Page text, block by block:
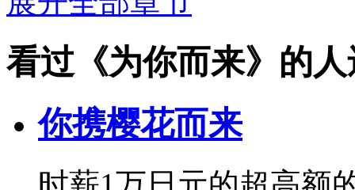
看过《为你而来》的
你携樱花而来